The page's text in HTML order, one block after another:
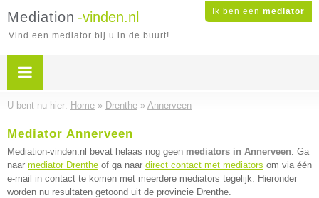
Ik ben een mediator
Mediation -vinden.nl
Vind een mediator bij u in de buurt!
U bent nu hier: Home » Drenthe » Annerveen
Mediator Annerveen
Mediation-vinden.nl bevat helaas nog geen mediators in Annerveen. Ga
naar mediator Drenthe of ga naar direct contact met mediators om via één
e-mail in contact te komen met meerdere mediators tegelijk. Hieronder
worden nu resultaten getoond uit de provincie Drenthe.